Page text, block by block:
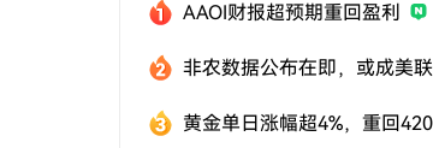
AAOI财报超预期重回盈利